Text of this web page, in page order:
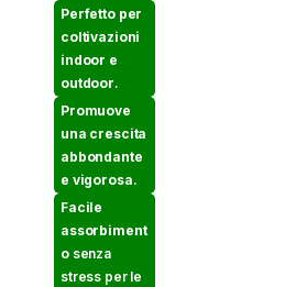
Perfetto per
coltivazioni
indoor e
outdoor.
Promuove
una crescita
abbondante
e vigorosa.
Facile
assorbiment
osenza
stress per le